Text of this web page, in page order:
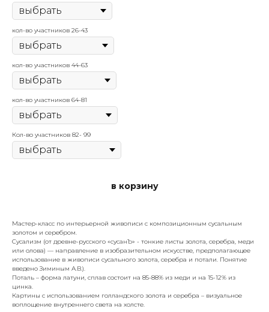
кол-во участников 26-43
кол-во участников 44-63
кол-во участников 64-81
Кол-во участников 82- 99
в корзину
Мастер-класс по интерьерной живописи с композиционным сусальным
золотом и серебром.
Сусализм (от древне-русского «сусанЪ» - тонкие листы золота, серебра, меди
или олова) — направление в изобразительном искусстве, предполагающее
использование в живописи сусального золота, серебра и потали. Понятие
введено Зиминым А.В.).
Поталь – форма латуни, сплав состоит на 85-88% из меди и на 15-12% из
цинка.
Картины с использованием голландского золота и серебра – визуальное
воплощение внутреннего света на холсте.